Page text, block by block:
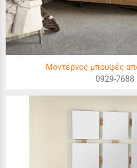
Μοντέρνος μπουφές
0929-7688